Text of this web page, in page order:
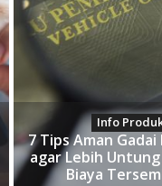
Info
7 Tips Aman Gadai
agar Lebih
Biaya